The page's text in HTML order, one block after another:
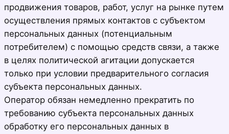
продвижения товаров, работ, услуг на рынке путем
осуществления прямых контактов с субъектом
персональных данных (потенциальным
потребителем) с помощью средств связи, а также
в целях политической агитации допускается
только при условии предварительного согласия
субъекта персональных данных.
Оператор обязан немедленно прекратить по
требованию субъекта персональных данных
обработку его персональных данных в